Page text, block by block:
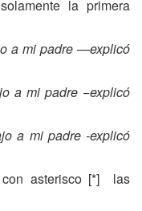
la primera
a mi padre —explicó
a mi padre −explicó
a mi padre -explicó
asterisco [*] las